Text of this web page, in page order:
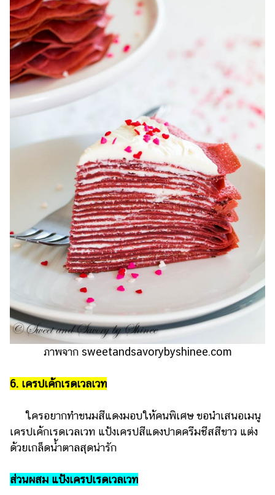
ภาพจาก sweetandsavorybyshinee.com
6. เครปเค้กเรดเวลเวท
ใครอยากทำขนมสีแดงมอบให้คนพิเศษ ขอนำเสนอเมนู
เครปเค้กเรดเวลเวท แป้งเครปสีแดงปาดครีมชีสสีขาว แต่ง
ด้วยเกล็ดน้ำตาลสุดน่ารัก
ส่วนผสม แป้งเครปเรดเวลเวท